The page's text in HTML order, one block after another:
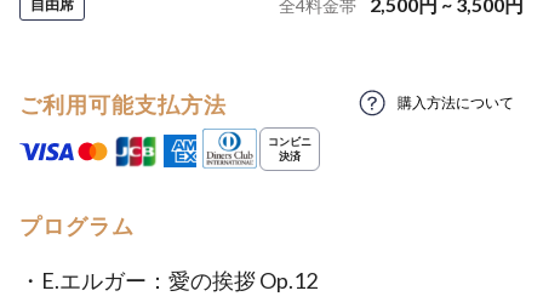
自由席 全4料金帯
ご利用可能支払方法 購入方法について
プログラム
・E.エルガー：愛の挨拶 Op.12